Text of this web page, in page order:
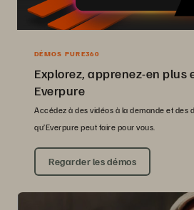
DÉMOS PURE360
Explorez, apprenez-en plus
Everpure
Accédez à des vidéos à la demande et des
qu’Everpure peut faire pour vous.
Regarder les démos